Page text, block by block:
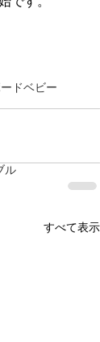
ドベビー
ル
すべて表示